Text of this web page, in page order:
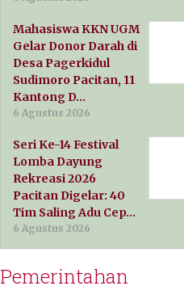
Mahasiswa KKN UGM
Gelar Donor Darah di
Desa Pagerkidul
Sudimoro Pacitan, 11
Kantong D…
6 Agustus 2026
Seri Ke-14 Festival
Lomba Dayung
Rekreasi 2026
Pacitan Digelar: 40
Tim Saling Adu Cep…
6 Agustus 2026
Pemerintahan